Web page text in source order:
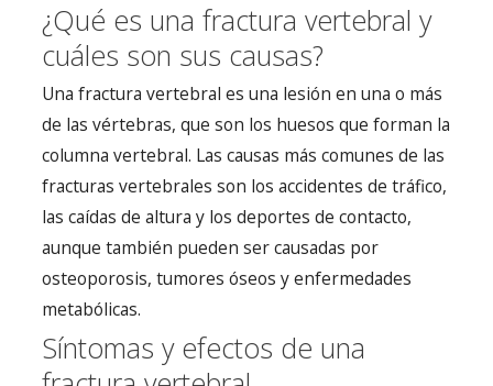
¿Qué es una fractura vertebral y
cuáles son sus causas?
Una fractura vertebral es una lesión en una o más
de las vértebras, que son los huesos que forman la
columna vertebral. Las causas más comunes de las
fracturas vertebrales son los accidentes de tráfico,
las caídas de altura y los deportes de contacto,
aunque también pueden ser causadas por
osteoporosis, tumores óseos y enfermedades
metabólicas.
Síntomas y efectos de una